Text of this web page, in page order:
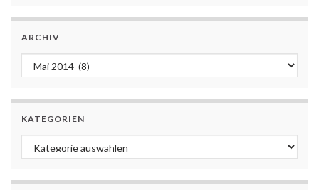
ARCHIV
Archiv
KATEGORIEN
Kategorien